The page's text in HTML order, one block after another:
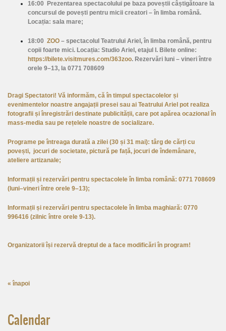
Calendar
16:00 Prezentarea spectacolului pe baza poveștii câștigătoare la
concursul de povești pentru micii creatori –în limba română.
Locația: sala mare;
18:00 ZOO – spectacolul Teatrului Ariel, în limba română, pentru
copii foarte mici. Locația: Studio Ariel, etajul I. Bilete online:
https://bilete.visitmures.com/363zoo. Rezervări luni – vineri între
orele 9–13, la 0771 708609
Dragi Spectatori! Vă informăm, că în timpul spectacolelor și
evenimentelor noastre angajații presei sau ai Teatrului Ariel pot realiza
fotografii și înregistrări destinate publicității, care pot apărea ocazional în
mass-media sau pe rețelele noastre de socializare.
Programe pe întreaga durată a zilei (30 și 31 mai): târg de cărți cu
povești, jocuri de societate, pictură pe față, jocuri de îndemânare,
ateliere artizanale;
Informații și rezervări pentru spectacolele în limba română: 0771 708609
(luni–vineri între orele 9–13);
Informații și rezervări pentru spectacolele în limba maghiară: 0770
996416 (zilnic între orele 9-13).
Organizatorii își rezervă dreptul de a face modificări în program!
« înapoi